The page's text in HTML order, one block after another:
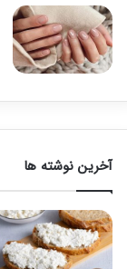
آخرین نوشته ها